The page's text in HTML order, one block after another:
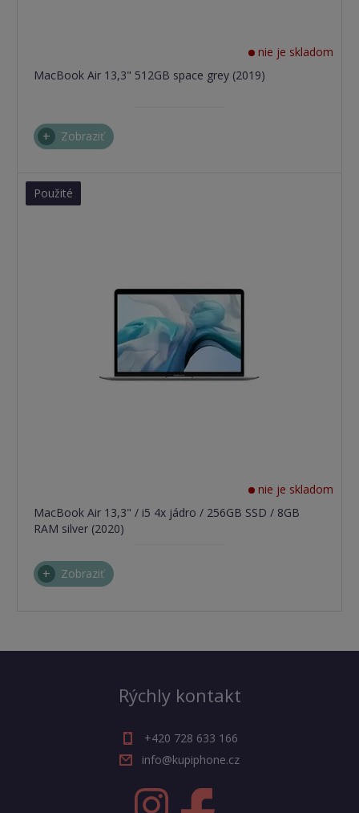
nie je skladom
MacBook Air 13,3" 512GB space grey (2019)
Zobraziť
Použité
nie je skladom
MacBook Air 13,3" / i5 4x jádro / 256GB SSD / 8GB
RAM silver (2020)
Zobraziť
Rýchly kontakt
+420 728 633 166
info@kupiphone.cz